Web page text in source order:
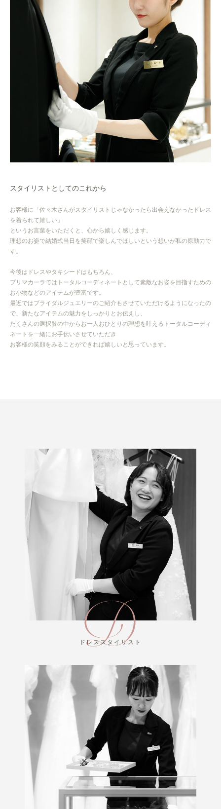
スタイリストとしてのこれから
お客様に「佐々木さんがスタイリストじゃなかったら出会えなかったドレス
を着られて嬉しい」
というお言葉をいただくと、心から嬉しく感じます。
理想のお姿で結婚式当日を笑顔で楽しんでほしいという想いが私の原動力で
す。
今後はドレスやタキシードはもちろん、
プリマカーラではトータルコーディネートとして素敵なお姿を目指すための
お小物などのアイテムが豊富です。
最近ではブライダルジュエリーのご紹介もさせていただけるようになったの
で、 新たなアイテムの魅力をしっかりとお伝えし、
たくさんの選択肢の中からお一人おひとりの理想を叶えるトータルコーディ
ネートを一緒にお手伝いさせていただき
お客様の笑顔をみることができれば嬉しいと思っています。
ドレススタイリスト